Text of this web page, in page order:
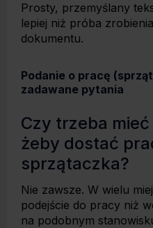
Prosty, przemyślany
lepiej niż próba
dokumentu.
Podanie o pracę
zadawane pytania
Czy trzeba
żeby dostać
sprzątaczka?
Nie zawsze. W wielu
podejście do pracy niż
na podobnym